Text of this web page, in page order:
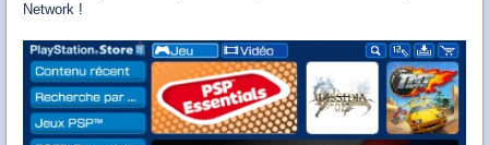
Network !